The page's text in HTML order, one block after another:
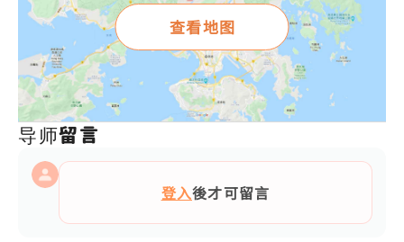
查看地图
导师留言
登入後才可留言